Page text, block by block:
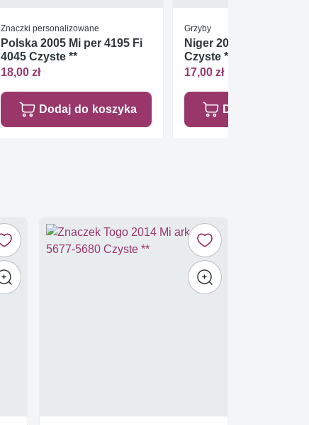
Znaczki personalizowane
Polska 2005 Mi per 4195 Fi
4045 Czyste **
18,00 zł
Dodaj do koszyka
Grzyby
Niger 2016 Mi ark
Czyste **
17,00 zł
Dodaj do